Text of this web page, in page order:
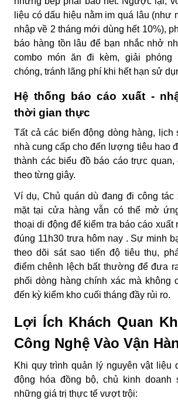
liệu có dấu hiệu nằm im quá lâu (như
nhập về 2 tháng mới dùng hết 10%),
báo hàng tồn lâu để bạn nhắc nhở
combo món ăn đi kèm, giải phóng
chóng, tránh lãng phí khi hết hạn sử
Hệ thống báo cáo xuất -
thời gian thực
Tất cả các biến động dòng hàng,
nhà cung cấp cho đến lượng tiêu hao
thành các biểu đồ báo cáo trực quan,
theo từng giây.
Ví dụ, Chủ quán dù đang đi công tác
mặt tại cửa hàng vẫn có thể mở
thoại di động để kiểm tra báo cáo xuất
đúng 11h30 trưa hôm nay . Sự minh
theo dõi sát sao tiến độ tiêu thụ,
điểm chênh lệch bất thường để đưa
phối dòng hàng chính xác mà không
đến kỳ kiểm kho cuối tháng đầy rủi ro.
Lợi Ích Khách Quan
Công Nghệ Vào Vận
Khi quy trình quản lý nguyên vật liệu
động hóa đồng bộ, chủ kinh doanh
những giá trị thực tế vượt trội: